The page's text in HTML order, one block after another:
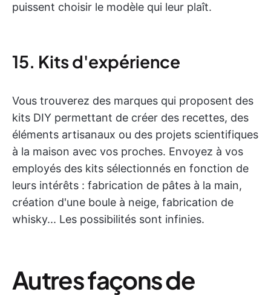
puissent choisir le modèle qui leur plaît.
15. Kits d'expérience
Vous trouverez des marques qui proposent des
kits DIY permettant de créer des recettes, des
éléments artisanaux ou des projets scientifiques
à la maison avec vos proches. Envoyez à vos
employés des kits sélectionnés en fonction de
leurs intérêts : fabrication de pâtes à la main,
création d'une boule à neige, fabrication de
whisky... Les possibilités sont infinies.
Autres façons de